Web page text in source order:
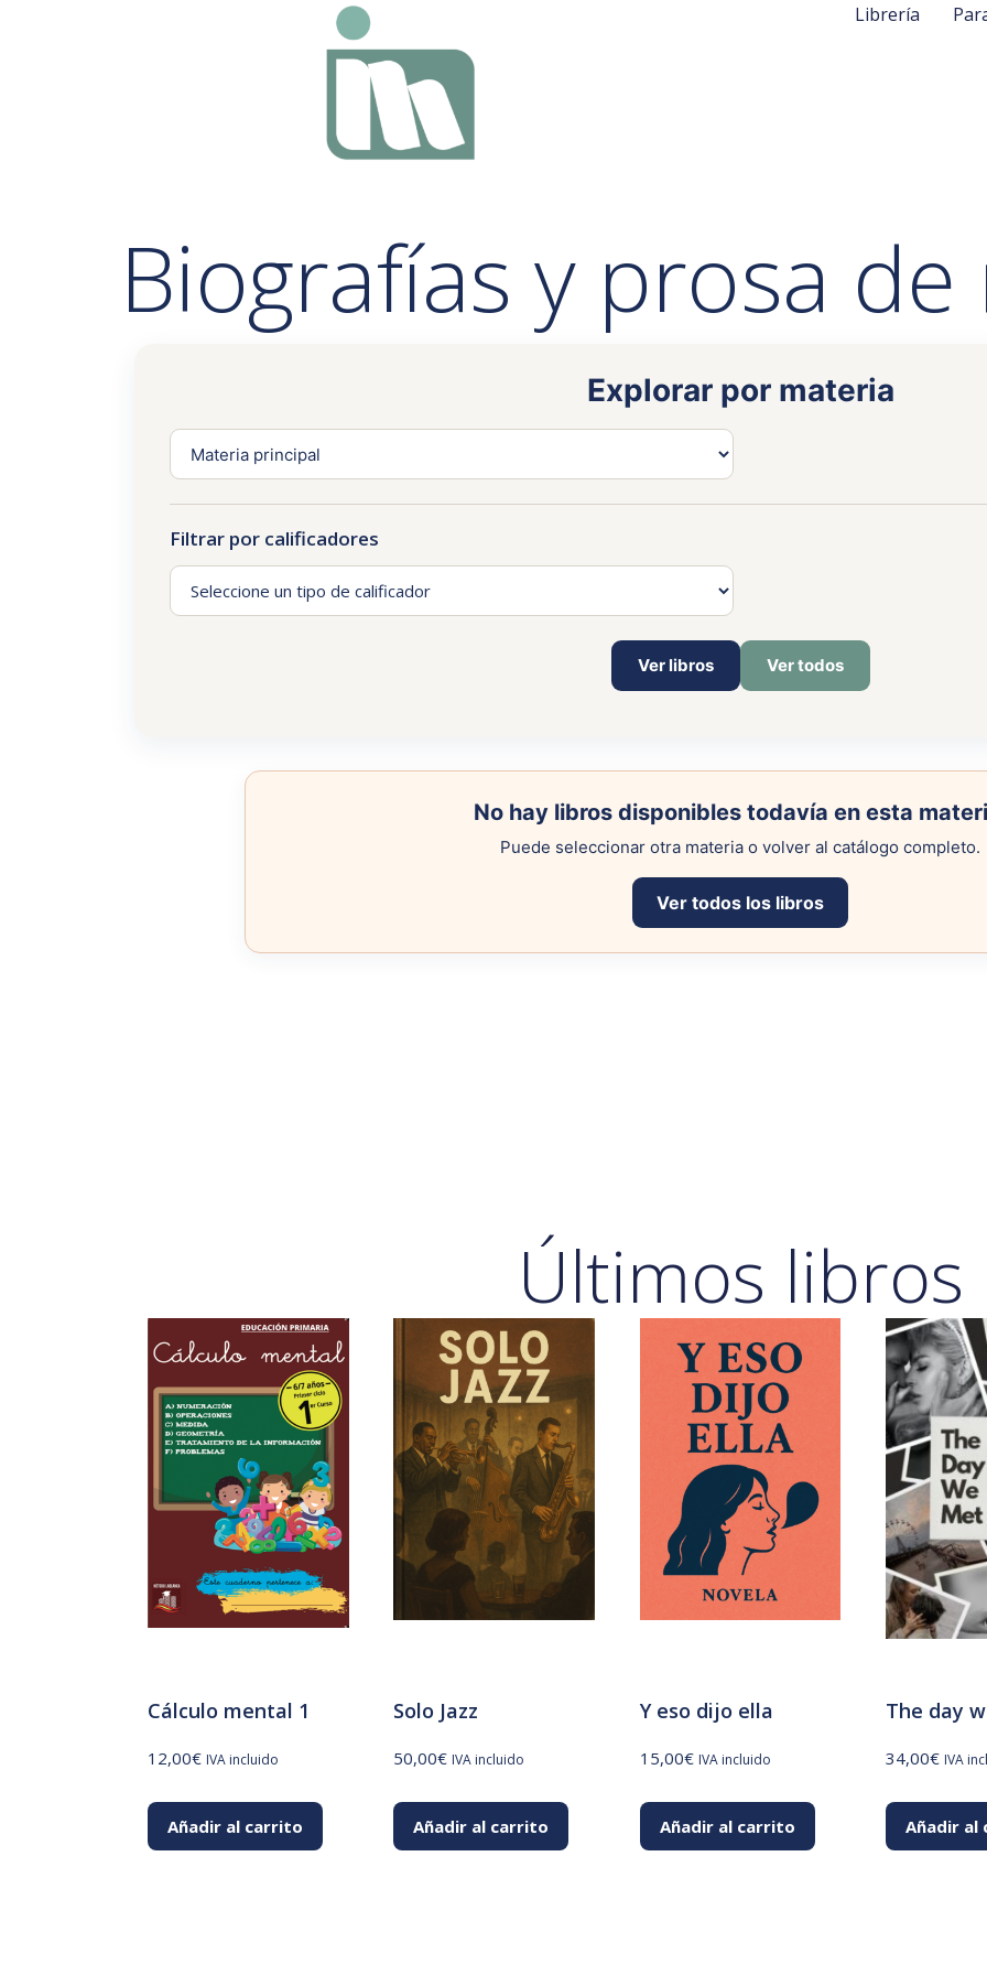
Librería
Biografías y prosa
Explorar por materia
Filtrar por calificadores
Ver libros Ver todos
No hay libros disponibles todavía en esta
Puede seleccionar otra materia o volver al catálogo completo.
Ver todos los libros
Últimos libros
Cálculo mental 1
12,00€ IVA incluido
Añadir al carrito
Solo Jazz
50,00€ IVA incluido
Añadir al carrito
Y eso dijo ella
15,00€ IVA incluido
Añadir al carrito
The day
34,00€ IVA
Añadir al